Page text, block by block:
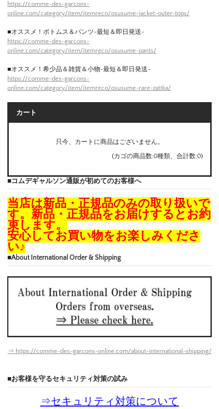
https://comme-des-garcons-
online.com/category/item/itemreco/osusume-jacket-outer-tops/
■オススメ！ボトムス＆パンツ-最短＆即日発送-
https://comme-des-garcons-
online.com/category/item/itemreco/osusume-pants/
■オススメ！希少品＆雑貨＆小物-最短＆即日発送-
https://comme-des-garcons-
online.com/category/item/itemreco/osusume-rare-zattka/
カート
只今、カートに商品はございません。
(カゴの商品数:0種類、合計数:0)
■コムデギャルソン通販が初めてのお客様へ
当店は新品・正規品のみの取り扱いで
す。新品・正規品をお届けするとお約
束します。
安心してお買い物をお楽しみくださ
い♪
■About International Order & Shipping
⇒ https://comme-des-garcons-online.com/about-international-shipping/
■お客様を守るセキュリティ対策の試み
⇒セキュリティ対策について